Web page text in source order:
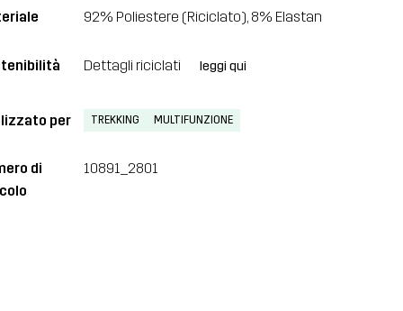
92% Poliestere (Riciclato), 8% Elastan
Dettagli riciclati leggi qui
per TREKKING MULTIFUNZIONE
di
10891_2801